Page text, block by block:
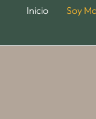
Inicio Soy